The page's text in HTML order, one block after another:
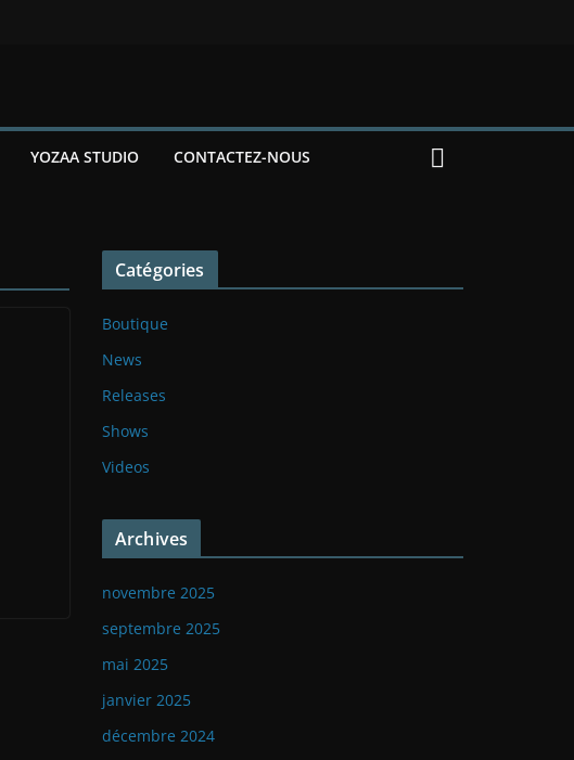
YOZAA STUDIO CONTACTEZ-NOUS
Catégories
Boutique
News
Releases
Shows
Videos
Archives
novembre 2025
septembre 2025
mai 2025
janvier 2025
décembre 2024